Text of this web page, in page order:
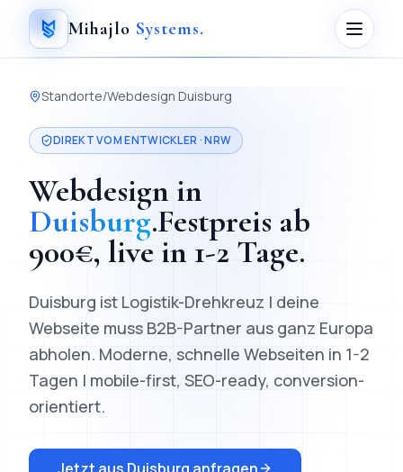
Mihajlo Systems.
Standorte/Webdesign Duisburg
DIREKT VOM ENTWICKLER ·NRW
Webdesign in
Duisburg.Festpreis ab
900€, live in 1-2 Tage.
Duisburg ist Logistik-Drehkreuz | deine
Webseite muss B2B-Partner aus ganz Europa
abholen. Moderne, schnelle Webseiten in 1-2
Tagen | mobile-first, SEO-ready, conversion-
orientiert.